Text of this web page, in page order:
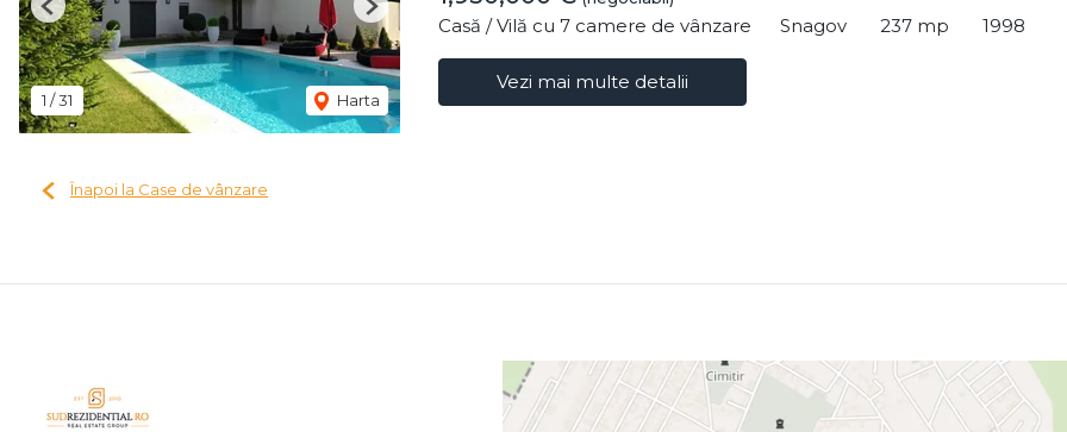
1 /31 Harta
Previous Next Casă / Vilă cu 7 camere de vânzare Snagov 237 mp 1998
Vezi mai multe detalii
Înapoi la Case de vânzare